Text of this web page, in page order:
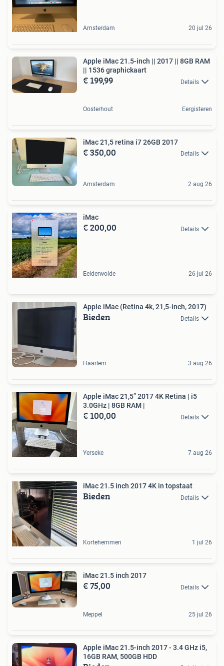
Amsterdam 20 jul 26
Apple iMac 21.5-inch || 2017 || 8GB RAM
|| 1536 graphickaart
€ 199,99 Details
Oosterhout Eergisteren
iMac 21,5 retina i7 26GB 2017
€ 350,00 Details
Amsterdam 2 aug 26
iMac
€ 200,00 Details
Eelderwolde 26 jul 26
Apple iMac (Retina 4k, 21,5-inch, 2017)
Bieden Details
Haarlem 3 aug 26
Apple iMac 21,5” 2017 4K Retina | i5
3.0GHz | 8GB RAM |
€ 100,00 Details
Yerseke 7 aug 26
iMac 21.5 inch 2017 4K in topstaat
Bieden Details
Kortehemmen 1 jul 26
iMac 21.5 inch 2017
€ 75,00 Details
Meppel 25 jul 26
Apple iMac 21.5-inch 2017 - 3.4 GHz i5,
16GB RAM, 500GB HDD